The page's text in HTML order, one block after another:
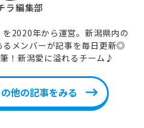
ラ編集部
2020年から運営。新潟県内の
るメンバーが記事を毎日更新◎
！新潟愛に溢れるチーム♪
他の記事をみる